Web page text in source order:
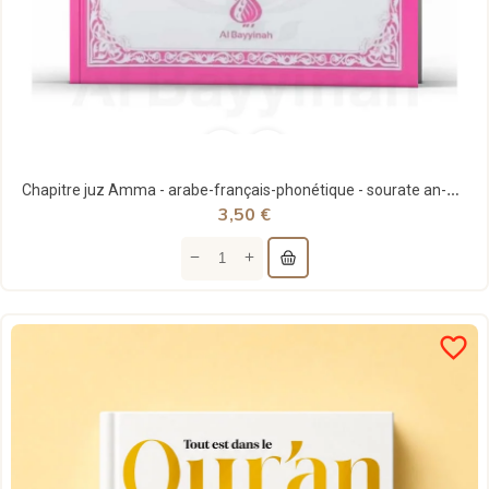
Chapitre juz Amma - arabe-français-phonétique - sourate an-Naba (78) à an-Nâs (114) - Rose - al...
3,50 €
favorite_border